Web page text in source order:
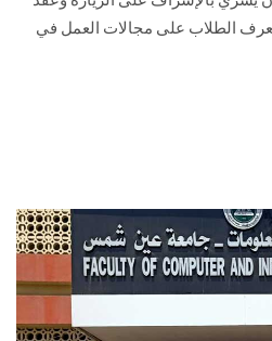
الان
وتعرف الطلاب على مجالات العمل في